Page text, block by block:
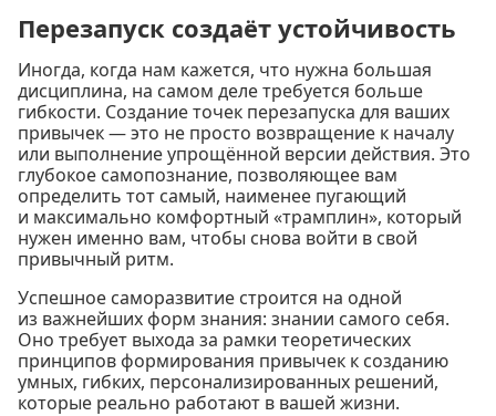
Перезапуск создаёт устойчивость
Иногда, когда нам кажется, что нужна большая
дисциплина, на самом деле требуется больше
гибкости. Создание точек перезапуска для ваших
привычек — это не просто возвращение к началу
или выполнение упрощённой версии действия. Это
глубокое самопознание, позволяющее вам
определить тот самый, наименее пугающий
и максимально комфортный «трамплин», который
нужен именно вам, чтобы снова войти в свой
привычный ритм.
Успешное саморазвитие строится на одной
из важнейших форм знания: знании самого себя.
Оно требует выхода за рамки теоретических
принципов формирования привычек к созданию
умных, гибких, персонализированных решений,
которые реально работают в вашей жизни.